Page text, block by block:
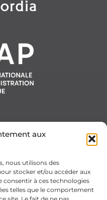
aux
nous utilisons des
stocker et/ou accéder aux
consentir à ces technologies
telles que le comportement